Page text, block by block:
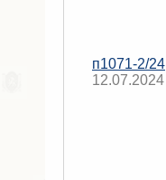
п1071-2/24
12.07.2024